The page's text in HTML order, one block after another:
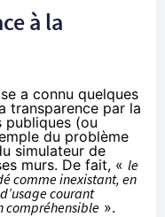
à la
a connu quelques
transparence par la
publiques (ou
du problème
simulateur de
murs. De fait, « le
comme inexistant, en
courant
compréhensible ».